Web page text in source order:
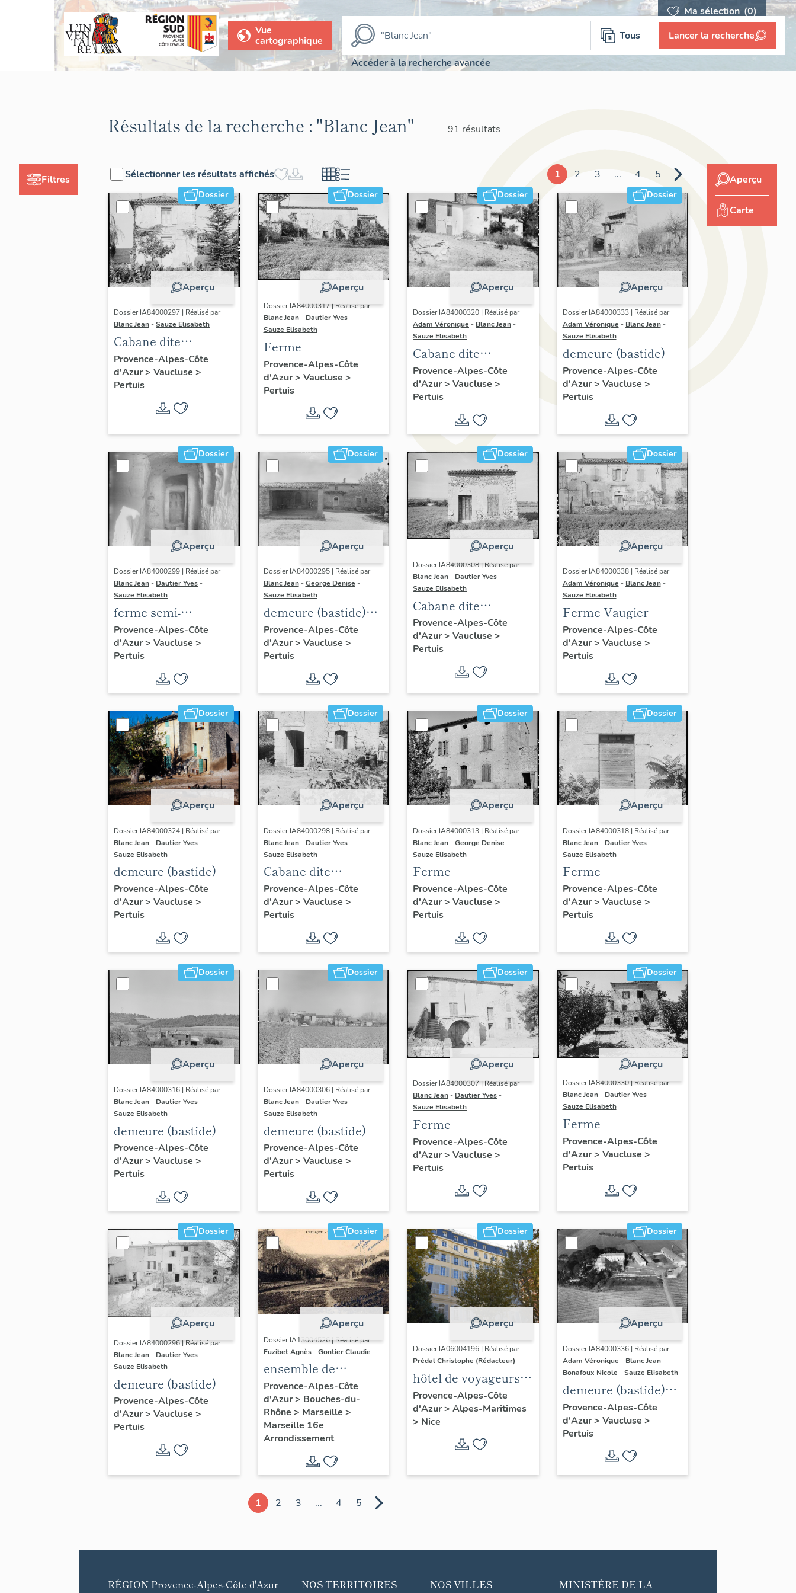
Ma sélection (0)
Vue
cartographique
Tous Lancer la recherche
Accéder à la recherche avancée
Filtres
Résultats de la recherche : "Blanc Jean" 91 résultats
Sélectionner les résultats affichés 1 2 3 ... 4 5
Dossier
Aperçu
Dossier IA84000297 | Réalisé par
Blanc Jean -Sauze Elisabeth
Cabane dite
Cabanon
Provence-Alpes-Côte
d'Azur> Vaucluse >
Pertuis
Dossier
Aperçu
Dossier IA84000317 | Réalisé par
Blanc Jean - Dautier Yves -
Sauze Elisabeth
Ferme
Provence-Alpes-Côte
d'Azur> Vaucluse >
Pertuis
Dossier
Aperçu
Dossier IA84000320 | Réalisé par
Adam Véronique - Blanc Jean -
Sauze Elisabeth
Cabane dite
Cabanon, Colombier
Provence-Alpes-Côte
d'Azur> Vaucluse >
Pertuis
Dossier
Aperçu
Dossier IA84000333 | Réalisé par
Adam Véronique - Blanc Jean -
Sauze Elisabeth
demeure (bastide)
Provence-Alpes-Côte
d'Azur> Vaucluse >
Pertuis
Dossier
Aperçu
Dossier IA84000299 | Réalisé par
Blanc Jean - Dautier Yves -
Sauze Elisabeth
ferme semi-
troglodytique
Provence-Alpes-Côte
d'Azur> Vaucluse >
Pertuis
Dossier
Aperçu
Dossier IA84000295 | Réalisé par
Blanc Jean -George Denise -
Sauze Elisabeth
demeure (bastide)
dite La Gardeselle
Provence-Alpes-Côte
d'Azur> Vaucluse >
Pertuis
Dossier
Aperçu
Dossier IA84000308 | Réalisé par
Blanc Jean - Dautier Yves -
Sauze Elisabeth
Cabane dite
Cabanon
Provence-Alpes-Côte
d'Azur> Vaucluse >
Pertuis
Dossier
Aperçu
Dossier IA84000338 | Réalisé par
Adam Véronique - Blanc Jean -
Sauze Elisabeth
Ferme Vaugier
Provence-Alpes-Côte
d'Azur> Vaucluse >
Pertuis
Dossier
Aperçu
Dossier IA84000324 | Réalisé par
Blanc Jean - Dautier Yves -
Sauze Elisabeth
demeure (bastide)
Provence-Alpes-Côte
d'Azur> Vaucluse >
Pertuis
Dossier
Aperçu
Dossier IA84000298 | Réalisé par
Blanc Jean - Dautier Yves -
Sauze Elisabeth
Cabane dite
Cabanon
Provence-Alpes-Côte
d'Azur> Vaucluse >
Pertuis
Dossier
Aperçu
Dossier IA84000313 | Réalisé par
Blanc Jean -George Denise -
Sauze Elisabeth
Ferme
Provence-Alpes-Côte
d'Azur> Vaucluse >
Pertuis
Dossier
Aperçu
Dossier IA84000318 | Réalisé par
Blanc Jean - Dautier Yves -
Sauze Elisabeth
Ferme
Provence-Alpes-Côte
d'Azur> Vaucluse >
Pertuis
Dossier
Aperçu
Dossier IA84000316 | Réalisé par
Blanc Jean - Dautier Yves -
Sauze Elisabeth
demeure (bastide)
Provence-Alpes-Côte
d'Azur> Vaucluse >
Pertuis
Dossier
Aperçu
Dossier IA84000306 | Réalisé par
Blanc Jean - Dautier Yves -
Sauze Elisabeth
demeure (bastide)
Provence-Alpes-Côte
d'Azur> Vaucluse >
Pertuis
Dossier
Aperçu
Dossier IA84000307 | Réalisé par
Blanc Jean - Dautier Yves -
Sauze Elisabeth
Ferme
Provence-Alpes-Côte
d'Azur> Vaucluse >
Pertuis
Dossier
Aperçu
Dossier IA84000330 | Réalisé par
Blanc Jean - Dautier Yves -
Sauze Elisabeth
Ferme
Provence-Alpes-Côte
d'Azur> Vaucluse >
Pertuis
Dossier
Aperçu
Dossier IA84000296 | Réalisé par
Blanc Jean - Dautier Yves -
Sauze Elisabeth
demeure (bastide)
Provence-Alpes-Côte
d'Azur> Vaucluse >
Pertuis
Dossier
Aperçu
Dossier IA13004526 | Réalisé par
Fuzibet Agnès -Gontier Claudie
ensemble de
maisons Richier-
Blanc
Provence-Alpes-Côte
d'Azur> Bouches-du-
Rhône > Marseille >
Marseille 16e
Arrondissement
Dossier
Aperçu
Dossier IA06004196 | Réalisé par
Prédal Christophe (Rédacteur)
hôtel de voyageurs
dit Hôtel Steimel
puis Hôtel d'Albion
puis Hôtel Ellington,
actuellement Hôtel
Provence-Alpes-Côte
d'Azur> Alpes-Maritimes
> Nice
Dossier
Aperçu
Dossier IA84000336 | Réalisé par
Adam Véronique - Blanc Jean -
Bonafoux Nicole -Sauze Elisabeth
demeure (bastide)
dite Château Val
Joanis
Provence-Alpes-Côte
d'Azur> Vaucluse >
Pertuis
1 2 3 ... 4 5
Aperçu
Carte
RÉGION Provence-Alpes-Côte d'Azur
NOS TERRITOIRES
NOS VILLES
MINISTÈRE DE LA